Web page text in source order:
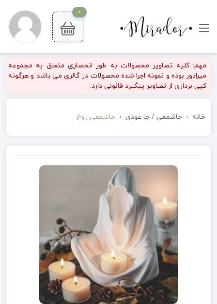
0
مهم: کلیه تصاویر محصولات به طور انحصاری متعلق به مجموعه
میرادور بوده و نمونه اجرا شده محصولات در گالری می باشد و هرگونه
کپی برداری از تصاویر پیگیرد قانونی دارد.
خانه جاشمعی / جا عودی جاشمعی روح